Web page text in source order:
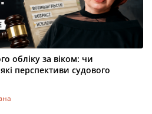
обліку за віком: чи
перспективи судового